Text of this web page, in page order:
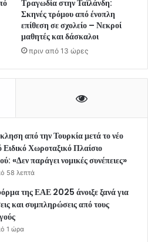
Τραγωδία στην Ταϊλάνδη:
Σκηνές τρόμου από ένοπλη
επίθεση σε σχολείο – Νεκροί
μαθητές και δάσκαλοι
πριν από 13 ώρες
από την Τουρκία μετά το νέο
Ειδικό Χωροταξικό Πλαίσιο
«Δεν παράγει νομικές συνέπειες»
58 λεπτά
της ΕΑΕ 2025 άνοιξε ξανά για
και συμπληρώσεις από τους
1 ώρα